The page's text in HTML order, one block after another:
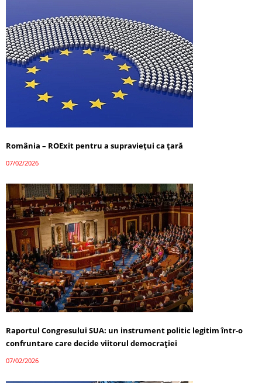
România – ROExit pentru a supraviețui ca țară
07/02/2026
Raportul Congresului SUA: un instrument politic legitim într-o
confruntare care decide viitorul democrației
07/02/2026